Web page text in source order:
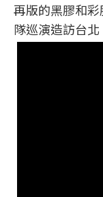
再版的黑膠和
隊巡演造訪台北